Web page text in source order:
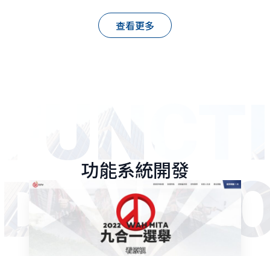
查看更多
功能系統開發